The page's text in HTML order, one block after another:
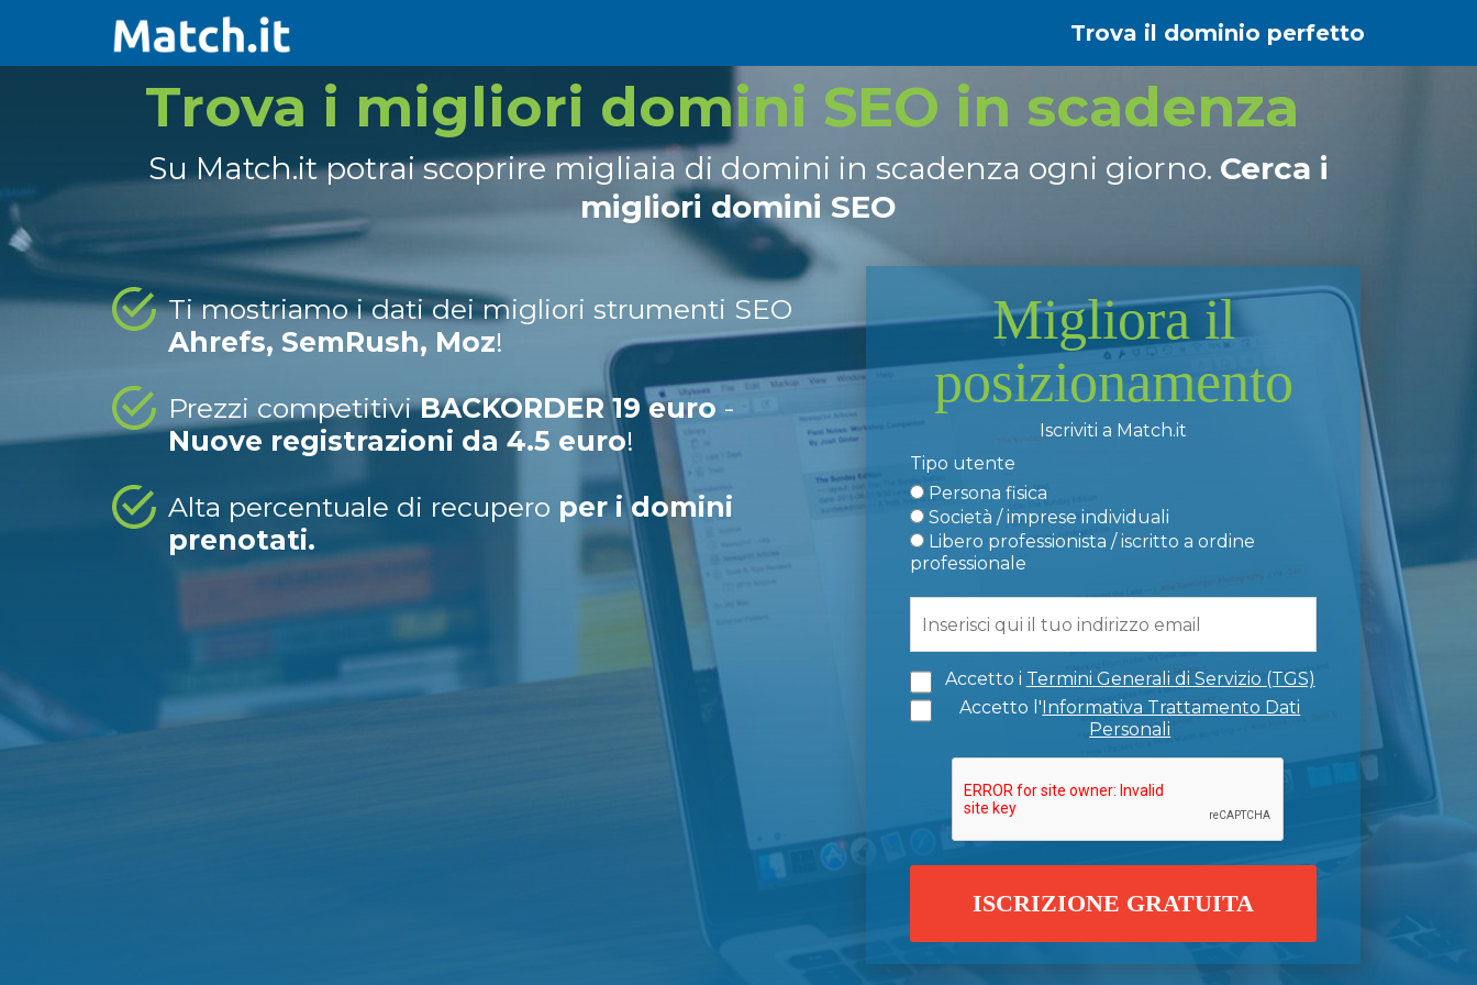
Trova il dominio perfetto
Trova i migliori domini SEO in scadenza
Su Match.it potrai scoprire migliaia di domini in scadenza ogni giorno. Cerca i
migliori domini SEO
Ti mostriamo i dati dei migliori strumenti SEO
Ahrefs, SemRush, Moz!
Prezzi competitiviBACKORDER 19 euro -
Nuove registrazioni da 4.5 euro!
Alta percentuale di recupero per i domini
prenotati.
Migliora il
posizionamento
Iscriviti a Match.it
Tipo utente
Persona fisica
Società / imprese individuali
Libero professionista / iscritto a ordine
professionale
Accetto i Termini Generali di Servizio (TGS)
Accetto l'Informativa Trattamento Dati
Personali